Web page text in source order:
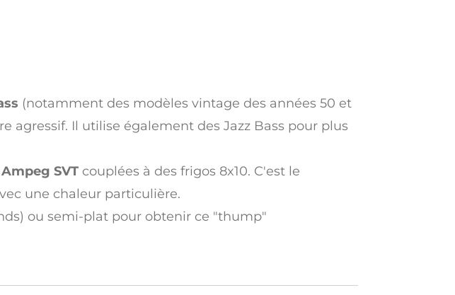
(notamment des modèles vintage des années 50 et
agressif. Il utilise également des Jazz Bass pour plus
Ampeg SVT couplées à des frigos 8x10. C'est le
une chaleur particulière.
ou semi-plat pour obtenir ce "thump"